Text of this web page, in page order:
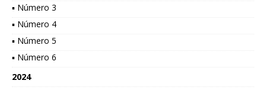
▪ Número 3
▪ Número 4
▪ Número 5
▪ Número 6
2024